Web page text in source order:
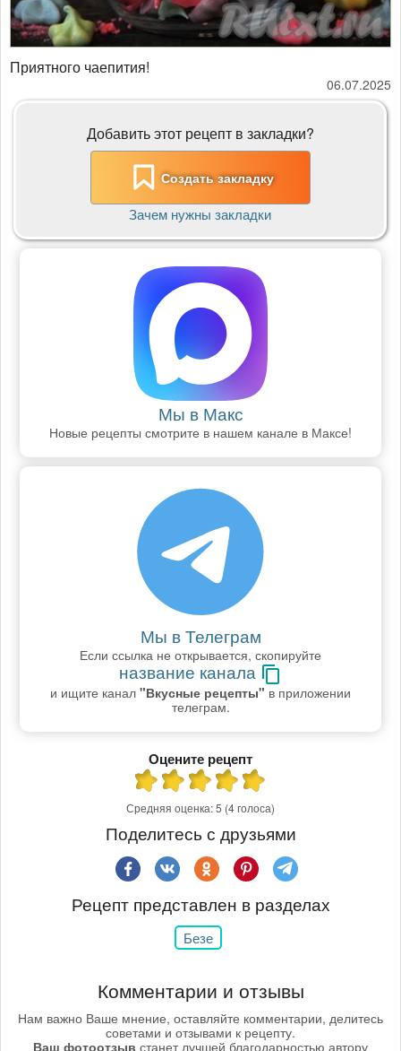
Приятного чаепития!
06.07.2025
Добавить этот рецепт в закладки?
Создать закладку
Зачем нужны закладки
Мы в Макс
Новые рецепты смотрите в нашем канале в Максе!
Мы в Телеграм
Если ссылка не открывается, скопируйте
название канала
и ищите канал "Вкусные рецепты" в приложении
телеграм.
Оцените рецепт
Средняя оценка:5 (4 голоса)
Поделитесь с друзьями
Рецепт представлен в разделах
Безе
Комментарии и отзывы
Нам важно Ваше мнение, оставляйте комментарии, делитесь
советами и отзывами к рецепту.
Ваш фотоотзыв станет лучшей благодарностью автору